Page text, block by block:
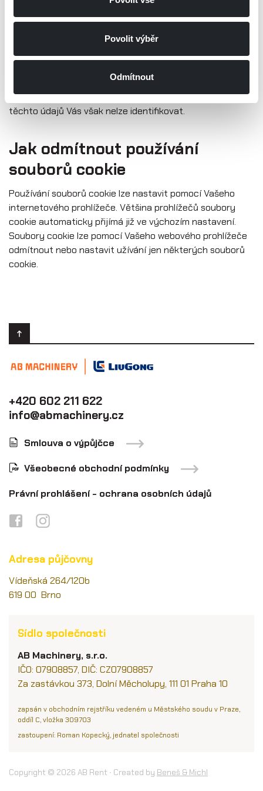
Povolit výběr
Odmítnout
přímo podporují naše reklamní aktivity (tzv. „cookie
třetích stran“). Například informace o produktech
kupovaných návštěvníky na našich stránkách mohou být
uzpůsobit zobrazení internetových reklamních bannerů
na Vámi zobrazovaných webových stránkách. Podle
těchto údajů Vás však nelze identifikovat.
Jak odmítnout používání
souborů cookie
Používání souborů cookie lze nastavit pomocí Vašeho
internetového prohlížeče. Většina prohlížečů soubory
cookie automaticky přijímá již ve výchozím nastavení.
Soubory cookie lze pomocí Vašeho webového prohlížeče
odmítnout nebo nastavit užívání jen některých souborů
cookie.
+420 602 211 622
info@abmachinery.cz
Smlouva o výpůjčce
Všeobecné obchodní podmínky
Právní prohlášení - ochrana osobních údajů
Adresa půjčovny
Vídeňská 264/120b
619 00 Brno
Sídlo společnosti
AB Machinery, s.r.o.
IČO: 07908857, DIČ: CZ07908857
Za zastávkou 373, Dolní Měcholupy, 111 01 Praha 10
zapsán v obchodním rejstříku vedeném u Městského soudu v Praze,
oddíl C, vložka 309703
zastoupení: Roman Kopecký, jednatel společnosti
Copyright © 2026 AB Rent ∙ Created by Beneš & Michl